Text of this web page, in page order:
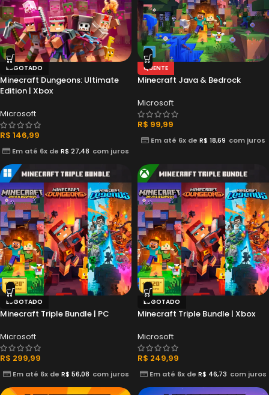
ESGOTADO
Minecraft Dungeons: Ultimate
Edition | Xbox
Microsoft
R$ 146,99
Em até 6x de R$ 27,48 com juros
QUENTE
Minecraft Java & Bedrock
Microsoft
R$ 99,99
Em até 6x de R$ 18,69 com juros
ESGOTADO
Minecraft Triple Bundle | PC
Microsoft
R$ 299,99
Em até 6x de R$ 56,08 com juros
ESGOTADO
Minecraft Triple Bundle | Xbox
Microsoft
R$ 249,99
Em até 6x de R$ 46,73 com juros